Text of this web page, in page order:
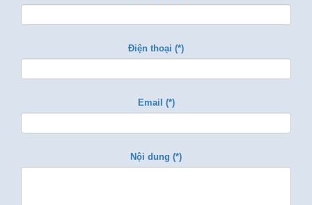
Điện thoại (*)
Email (*)
Nội dung (*)